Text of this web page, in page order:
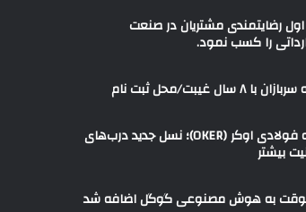
رضایتمندی مشتریان در صنعت
را کسب نمود.
سال غیبت/محل ثبت نام
معرفی کرکره فولادی اوکر (OKER)؛ نسل جدید درب‌های
بیشتر
به هوش مصنوعی گوگل اضافه شد